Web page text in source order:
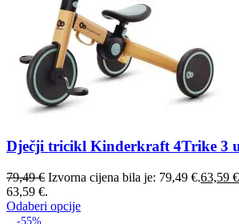
Dječji tricikl Kinderkraft 4Trike 3
79,49€ Izvorna cijena bila je: 79,49 €.63,59 €
63,59 €.
Odaberi opcije
-55%